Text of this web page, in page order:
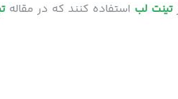
تینت لب استفاده کنند که در مقاله